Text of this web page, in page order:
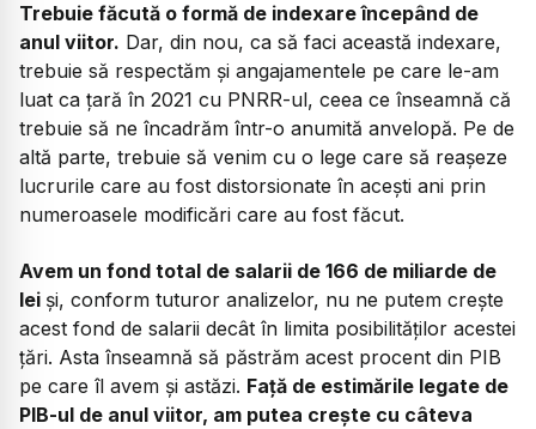
Trebuie făcută o formă de indexare începând de
anul viitor. Dar, din nou, ca să faci această indexare,
trebuie să respectăm și angajamentele pe care le-am
luat ca țară în 2021 cu PNRR-ul, ceea ce înseamnă că
trebuie să ne încadrăm într-o anumită anvelopă. Pe de
altă parte, trebuie să venim cu o lege care să reașeze
lucrurile care au fost distorsionate în acești ani prin
numeroasele modificări care au fost făcut.
Avem un fond total de salarii de 166 de miliarde de
lei și, conform tuturor analizelor, nu ne putem crește
acest fond de salarii decât în limita posibilităților acestei
țări. Asta înseamnă să păstrăm acest procent din PIB
pe care îl avem și astăzi. Față de estimările legate de
PIB-ul de anul viitor, am putea crește cu câteva